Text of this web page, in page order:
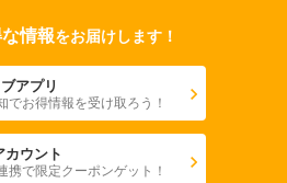
情報をお届けします！
アプリ
でお得情報を受け取ろう！
ウント
携で限定クーポンゲット！